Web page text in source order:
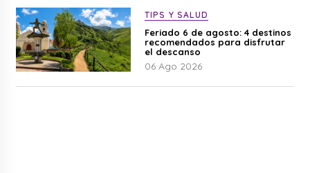
TIPS Y SALUD
Feriado 6 de agosto: 4 destinos
recomendados para disfrutar
el descanso
06 Ago 2026